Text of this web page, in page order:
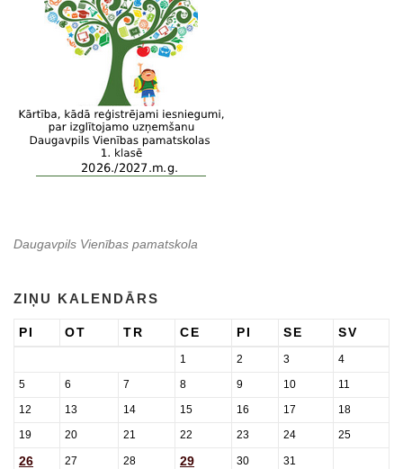
Daugavpils Vienības pamatskola
ZIŅU KALENDĀRS
PI OT TR CE PI SE SV
1 2 3
4
5
6 7 8 9 10
11
12
13 14 15 16 17
18
19
20 21 22 23 24 25
26 27 28 29 30 31